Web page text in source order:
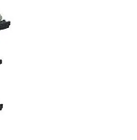
verzonden